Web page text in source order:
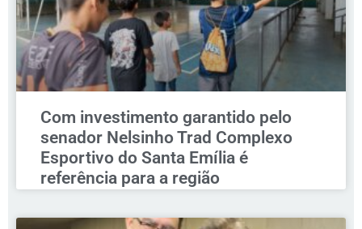
Com investimento garantido pelo
senador Nelsinho Trad Complexo
Esportivo do Santa Emília é
referência para a região